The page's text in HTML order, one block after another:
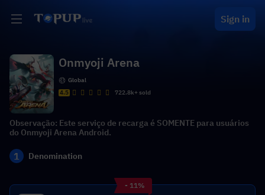
Sign in
Onmyoji Arena
Global
4.5
722.8k+ sold
Observação: Este serviço de recarga é SOMENTE para usuários
do Onmyoji Arena Android.
1 Denomination
- 11%